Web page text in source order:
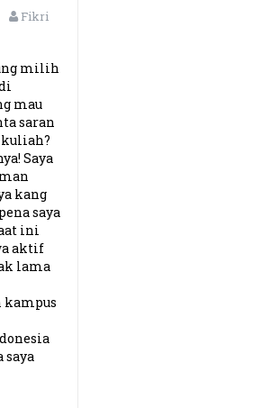
Fikri
milih
mau
saran
Saya
kang
saya
ini
aktif
lama
saya